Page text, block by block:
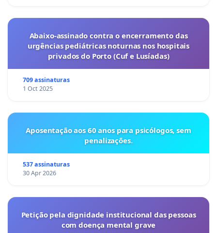
Abaixo-assinado contra o encerramento das
urgências pediátricas noturnas nos hospitais
privados do Porto (Cuf e Lusíadas)
709 assinaturas
1 Oct 2025
Aposentação aos 60 anos para psicólogos, sem
penalizações.
537 assinaturas
30 Apr 2026
Petição pela dignidade institucional das pessoas
com doença mental grave